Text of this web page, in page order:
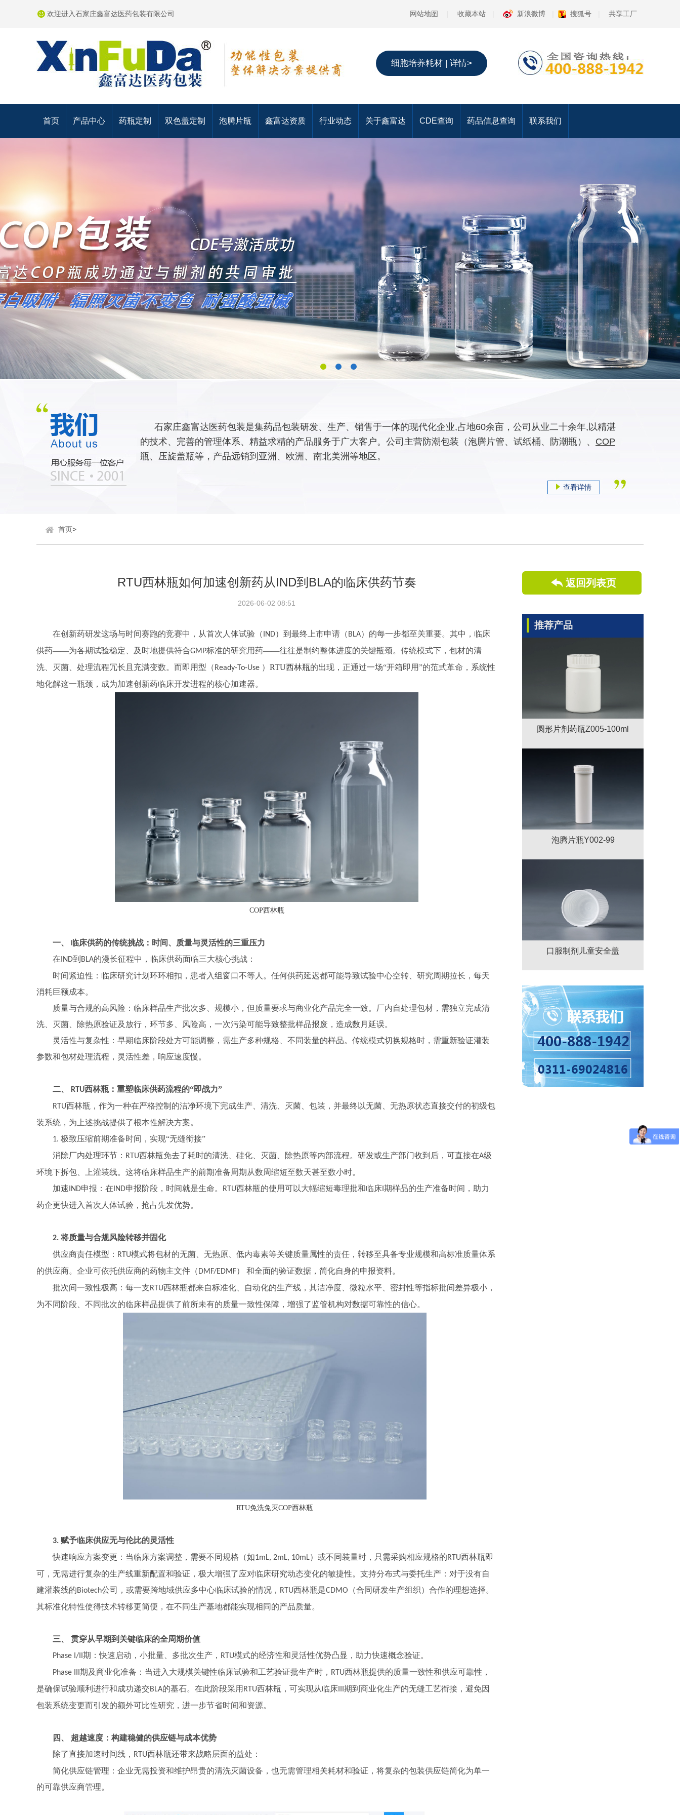
欢迎进入石家庄鑫富达医药包装有限公司 网站地图 收藏本站 新浪微博 搜狐号 共享工厂
细胞培养耗材 | 详情>
首页 产品中心 药瓶定制 双色盖定制 泡腾片瓶 鑫富达资质 行业动态 关于鑫富达 CDE查询 药品信息查询 联系我们
石家庄鑫富达医药包装是集药品包装研发、生产、销售于一体的现代化企业,占地60余亩，公司从业二十余年,以精湛
的技术、完善的管理体系、精益求精的产品服务于广大客户。公司主营防潮包装（泡腾片管、试纸桶、防潮瓶）、 COP
瓶、压旋盖瓶等，产品远销到亚洲、欧洲、南北美洲等地区。
查看详情
首页>
返回列表页
推荐产品
圆形片剂药瓶Z005-100ml
泡腾片瓶Y002-99
口服制剂儿童安全盖
RTU西林瓶如何加速创新药从IND到BLA的临床供药节奏
2026-06-02 08:51
在创新药研发这场与时间赛跑的竞赛中，从首次人体试验（ IND）到最终上市申请（ BLA）的每一步都至关重要。其中，临床
供药——为各期试验稳定、及时地提供符合GMP标准的研究用药——往往是制约整体进度的关键瓶颈。传统模式下，包材的清
洗、灭菌、处理流程冗长且充满变数。而即用型（ Ready-To-Use ） RTU西林瓶的出现，正通过一场“开箱即用”的范式革命，系统性
地化解这一瓶颈，成为加速创新药临床开发进程的核心加速器。
COP西林瓶
一、
临床供药的传统挑战：时间、质量与灵活性的三重压力
在 IND到 BLA的漫长征程中，临床供药面临三大核心挑战：
时间紧迫性：临床研究计划环环相扣，患者入组窗口不等人。任何供药延迟都可能导致试验中心空转、研究周期拉长，每天
消耗巨额成本。
质量与合规的高风险：临床样品生产批次多、规模小，但质量要求与商业化产品完全一致。厂内自处理包材，需独立完成清
洗、灭菌、除热原验证及放行，环节多、风险高，一次污染可能导致整批样品报废，造成数月延误。
灵活性与复杂性：早期临床阶段处方可能调整，需生产多种规格、不同装量的样品。传统模式切换规格时，需重新验证灌装
参数和包材处理流程，灵活性差，响应速度慢。
二、 RTU西林瓶：重塑临床供药流程的“即战力”
RTU西林瓶，作为一种在严格控制的洁净环境下完成生产、清洗、灭菌、包装，并最终以无菌、无热原状态直接交付的初级包
装系统，为上述挑战提供了根本性解决方案。
1. 极致压缩前期准备时间，实现“无缝衔接”
消除厂内处理环节： RTU西林瓶免去了耗时的清洗、硅化、灭菌、除热原等内部流程。研发或生产部门收到后，可直接在A级
环境下拆包、上灌装线。这将临床样品生产的前期准备周期从数周缩短至数天甚至数小时。
加速 IND申报：在 IND申报阶段，时间就是生命。 RTU西林瓶的使用可以大幅缩短毒理批和临床 期样品的生产准备时间，助力
药企更快进入首次人体试验，抢占先发优势。
2.将质量与合规风险转移并固化
供应商责任模型： RTU模式将包材的无菌、无热原、低内毒素等关键质量属性的责任，转移至具备专业规模和高标准质量体系
的供应商。企业可依托供应商的药物主文件（ DMF/EDMF） 和全面的验证数据，简化自身的申报资料。
批次间一致性极高：每一支RTU西林瓶都来自标准化、自动化的生产线，其洁净度、微粒水平、密封性等指标批间差异极小，
为不同阶段、不同批次的临床样品提供了前所未有的质量一致性保障，增强了监管机构对数据可靠性的信心。
RTU免洗免灭COP西林瓶
3. 赋予临床供应无与伦比的灵活性
快速响应方案变更：当临床方案调整，需要不同规格（如1mL, 2mL, 10mL）或不同装量时，只需采购相应规格的RTU西林瓶即
可，无需进行复杂的生产线重新配置和验证，极大增强了应对临床研究动态变化的敏捷性。 支持分布式与委托生产：对于没有自
建灌装线的Biotech公司，或需要跨地域供应多中心临床试验的情况， RTU西林瓶是CDMO （合同研发生产组织）合作的理想选择。
其标准化特性使得技术转移更简便，在不同生产基地都能实现相同的产品质量。
三、 贯穿从早期到关键临床的全周期价值
Phase I/II 期：快速启动，小批量、多批次生产， RTU模式的经济性和灵活性优势凸显，助力快速概念验证。
Phase III 期及商业化准备：当进入大规模关键性临床试验和工艺验证批生产时， RTU西林瓶提供的质量一致性和供应可靠性，
是确保试验顺利进行和成功递交BLA的基石。在此阶段采用 RTU西林瓶，可实现从临床
期到商业化生产的无缝工艺衔接，避免因
包装系统变更而引发的额外可比性研究，进一步节省时间和资源。
四、
超越速度：构建稳健的供应链与成本优势
除了直接加速时间线， RTU西林瓶还带来战略层面的益处：
简化供应链管理：企业无需投资和维护昂贵的清洗灭菌设备，也无需管理相关耗材和验证，将复杂的包装供应链简化为单一
的可靠供应商管理。